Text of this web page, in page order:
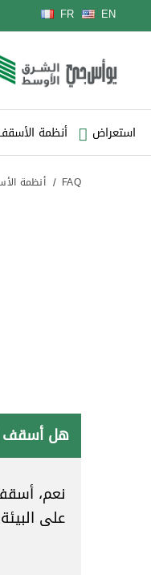
لغة
EN
FR
استعراض أنظمة
FAQ أنظمة
هل أسقف
نعم،
على